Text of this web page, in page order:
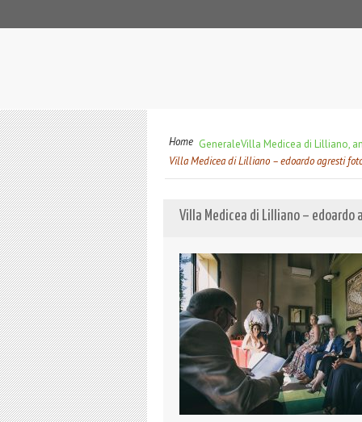
Home GeneraleVilla Medicea di Lilliano,
Villa Medicea di Lilliano – edoardo agresti
Villa Medicea di Lilliano –